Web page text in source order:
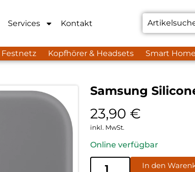
Services Kontakt
Festnetz Kopfhörer & Headsets Smart
Samsung
23,90 €
inkl. MwSt.
Online verfügbar
In den